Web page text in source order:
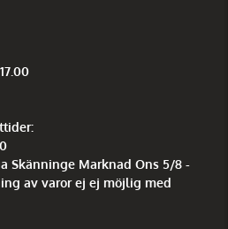
Skänninge Marknad Ons 5/8 -
av varor ej ej möjlig med